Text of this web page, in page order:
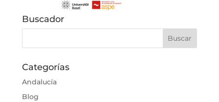
Buscador
Categorías
Andalucía
Blog